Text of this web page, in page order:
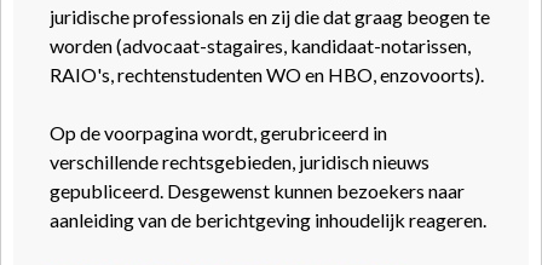
juridische professionals en zij die dat graag beogen te
worden (advocaat-stagaires, kandidaat-notarissen,
RAIO's, rechtenstudenten WO en HBO, enzovoorts).
Op de voorpagina wordt, gerubriceerd in
verschillende rechtsgebieden, juridisch nieuws
gepubliceerd. Desgewenst kunnen bezoekers naar
aanleiding van de berichtgeving inhoudelijk reageren.